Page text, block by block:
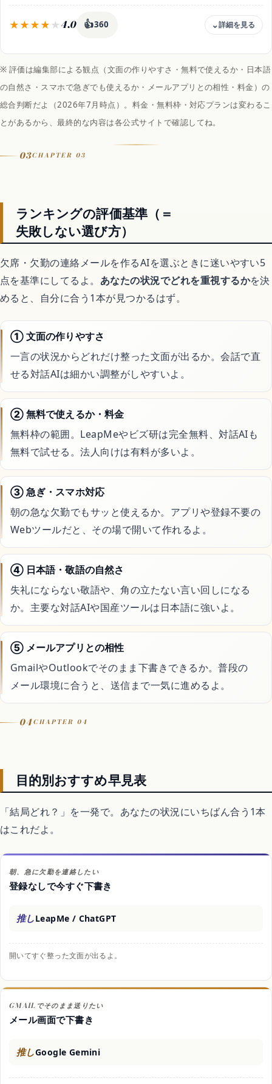
4.0 👍360
料金
法人向けの有料アドオン。Microsoft 365本体のライセンスに上乗せ
(年契約 月4,497円・月契約 月4,722円・いずれも税抜・2026年時点)
文面づくりの特徴
会社のOutlook・Teamsの中で欠勤連絡の下書きを生成。
対応
※ 評価は編集部による観点（文面の作りやすさ・無料で使えるか・日本語
の自然さ・スマホで急ぎでも使えるか・メールアプリとの相性・料金）の
総合判断だよ（2026年7月時点）。料金・無料枠・対応プランは変わるこ
とがあるから、最終的な内容は各公式サイトで確認してね。
03CHAPTER 03
ランキングの評価基準（＝
失敗しない選び方）
欠席・欠勤の連絡メールを作るAIを選ぶときに迷いやすい5
点を基準にしてるよ。 あなたの状況でどれを重視するかを決
めると、自分に合う1本が見つかるはず。
① 文面の作りやすさ
一言の状況からどれだけ整った文面が出るか。会話で直
せる対話AIは細かい調整がしやすいよ。
② 無料で使えるか・料金
無料枠の範囲。LeapMeやビズ研は完全無料、対話AIも
無料で試せる。法人向けは有料が多いよ。
③ 急ぎ・スマホ対応
朝の急な欠勤でもサッと使えるか。アプリや登録不要の
Webツールだと、その場で開いて作れるよ。
④ 日本語・敬語の自然さ
失礼にならない敬語や、角の立たない言い回しになる
か。主要な対話AIや国産ツールは日本語に強いよ。
⑤ メールアプリとの相性
GmailやOutlookでそのまま下書きできるか。普段の
メール環境に合うと、送信まで一気に進めるよ。
04CHAPTER 04
目的別おすすめ早見表
「結局どれ？」を一発で。あなたの状況にいちばん合う1本
はこれだよ。
朝、急に欠勤を連絡したい
登録なしで今すぐ下書き
推しLeapMe / ChatGPT
開いてすぐ整った文面が出るよ。
GMAILでそのまま送りたい
メール画面で下書き
推しGoogle Gemini